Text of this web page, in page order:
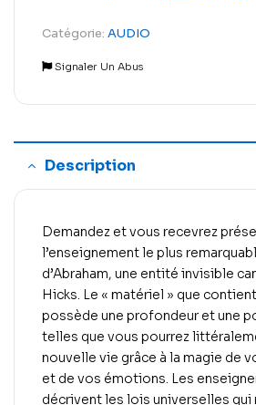
Catégorie: AUDIO
Signaler Un Abus
Description
Demandez et vous recevrez
l’enseignement le plus
d’Abraham, une entité invisible
Hicks. Le « matériel » que
possède une profondeur et une
telles que vous pourrez
nouvelle vie grâce à la magie de
et de vos émotions. Les
décrivent les lois universelles